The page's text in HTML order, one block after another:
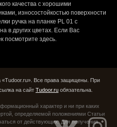
качества с хорошими
износостойкостью поверхности
ручка на планке PL 01 с
в других цветах. Если Вас
посмотрите здесь.
«Tudoor.ru». Все права защищены. При
на сайт Tudoor.ru обязательна.
характер и ни при каких
определяемой положениями Статьи
от действующих. Для получения